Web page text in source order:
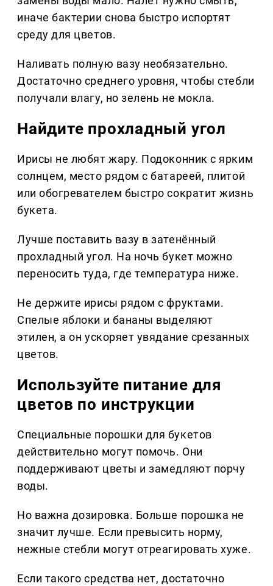
иначе бактерии снова быстро испортят
среду для цветов.
Наливать полную вазу необязательно.
Достаточно среднего уровня, чтобы стебли
получали влагу, но зелень не мокла.
Найдите прохладный угол
Ирисы не любят жару. Подоконник с ярким
солнцем, место рядом с батареей, плитой
или обогревателем быстро сократит жизнь
букета.
Лучше поставить вазу в затенённый
прохладный угол. На ночь букет можно
переносить туда, где температура ниже.
Не держите ирисы рядом с фруктами.
Спелые яблоки и бананы выделяют
этилен, а он ускоряет увядание срезанных
цветов.
Используйте питание для
цветов по инструкции
Специальные порошки для букетов
действительно могут помочь. Они
поддерживают цветы и замедляют порчу
воды.
Но важна дозировка. Больше порошка не
значит лучше. Если превысить норму,
нежные стебли могут отреагировать хуже.
Если такого средства нет, достаточно